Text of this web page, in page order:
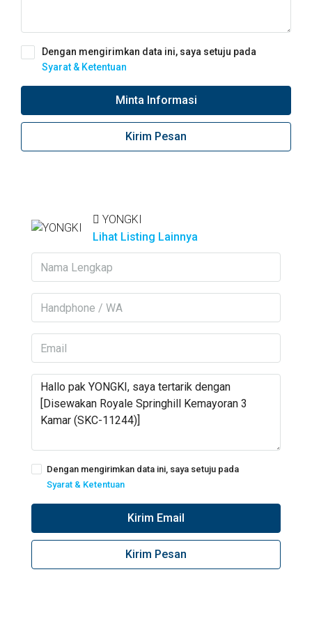
Dengan mengirimkan data ini, saya setuju pada
Syarat & Ketentuan
Minta Informasi
Kirim Pesan
YONGKI
Lihat Listing Lainnya
Dengan mengirimkan data ini, saya setuju pada
Syarat & Ketentuan
Kirim Email
Kirim Pesan